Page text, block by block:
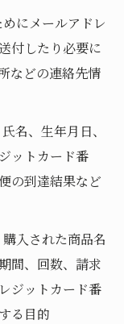
にメールアドレ
付したり必要に
などの連絡先情
名、生年月日、
ットカード番
の到達結果など
入された商品名
間、回数、請求
ジットカード番
る目的